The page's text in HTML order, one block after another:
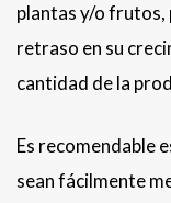
plantas y/o frutos,
retraso en su
cantidad de la
Es recomendable
sean fácilmente